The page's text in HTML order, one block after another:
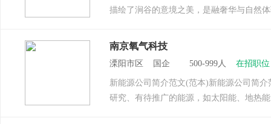
描绘了涧谷的意境之美，是融奢华与自然
南京氧气科技
溧阳市区 国企 500-999人 在招职
新能源公司简介范文(范本)新能源公司简
研究、有待推广的能源，如太阳能、地热